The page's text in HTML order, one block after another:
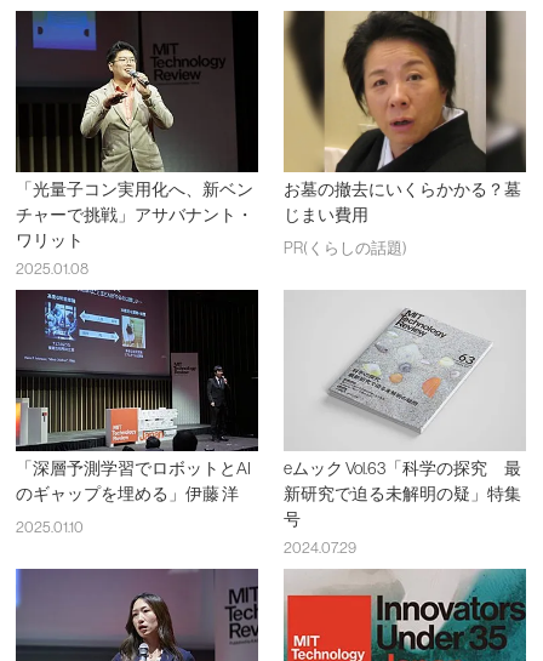
「光量子コン実用化へ、新ベン
チャーで挑戦」アサバナント・
ワリット
2025.01.08
お墓の撤去にいくらかかる？墓
じまい費用
PR(くらしの話題)
「深層予測学習でロボットとAI
のギャップを埋める」伊藤 洋
2025.01.10
eムック Vol.63「科学の探究 最
新研究で迫る未解明の疑」特集
号
2024.07.29